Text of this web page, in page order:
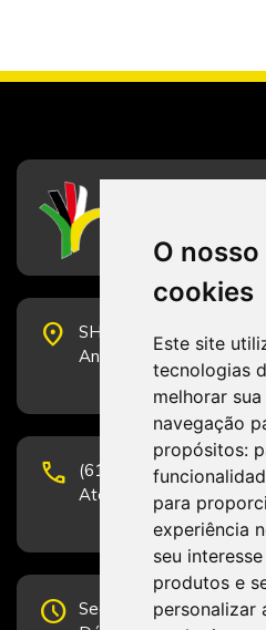
O
cookies
Este site
tecnologias
melhorar
navegação
propósitos:
para
experiência
seu
produtos e
personalizar
place
SHS Quadra 6, Bloco E,
Andar, Sala 2001 - CEP
phone
(61) 3223-1652 e (61)
Atendimento por
schedule Segunda-feira a Sexta-